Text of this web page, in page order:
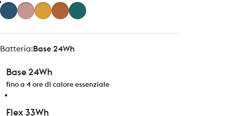
Batteria
Batteria:Base 24Wh
Base 24Wh
fino a 4 ore di calore essenziale
Flex 33Wh